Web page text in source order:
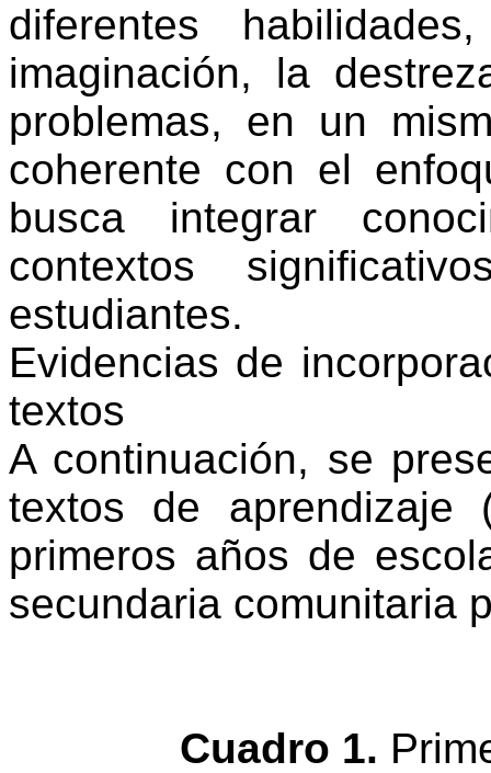
diferentes
imaginación, la
problemas, en un
coherente con el
busca integrar
contextos
estudiantes.
Evidencias de
textos
A continuación, se
textos de
primeros años de
secundaria comunitaria
Cuadro 1.